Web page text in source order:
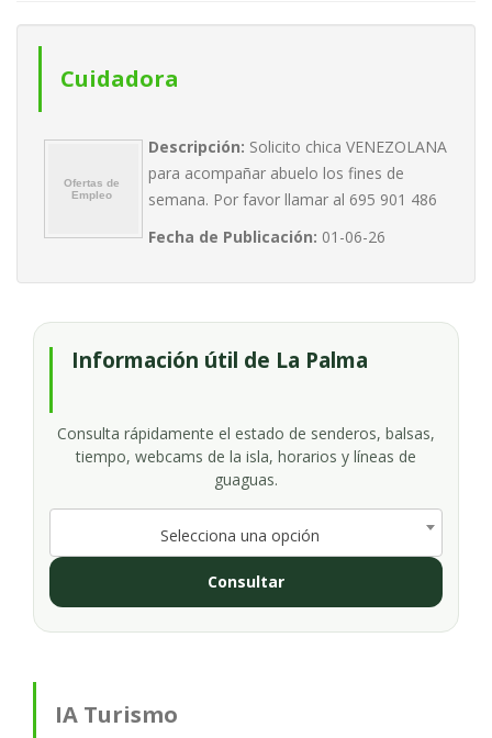
Cuidadora
Descripción: Solicito chica VENEZOLANA
para acompañar abuelo los fines de
semana. Por favor llamar al 695 901 486
Fecha de Publicación: 01-06-26
Información útil de La Palma
Consulta rápidamente el estado de senderos, balsas,
tiempo, webcams de la isla, horarios y líneas de
guaguas.
Selecciona una opción
Consultar
IA Turismo